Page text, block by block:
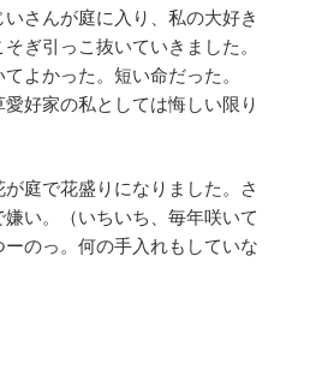
さんが庭に入り、私の大好き
ぎ引っこ抜いていきました。
よかった。短い命だった。
愛好家の私としては悔しい限り
庭で花盛りになりました。さ
い。（いちいち、毎年咲いて
ーのっ。何の手入れもしていな